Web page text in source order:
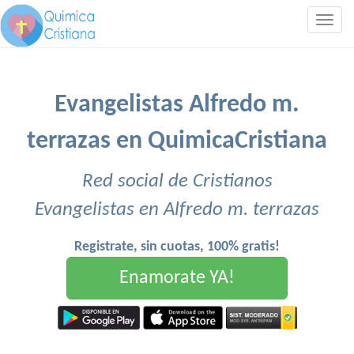
Evangelistas Alfredo m.
terrazas en QuimicaCristiana
Red social de Cristianos
Evangelistas en Alfredo m. terrazas
Registrate, sin cuotas, 100% gratis!
Enamorate YA!